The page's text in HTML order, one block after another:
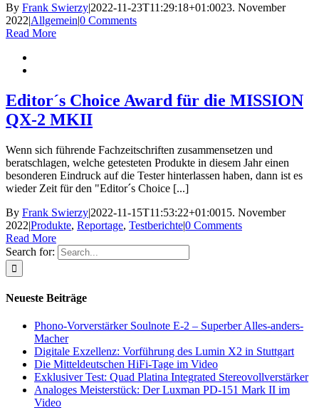
By Frank Swierzy|2022-11-23T11:29:18+01:0023. November
2022|Allgemein|0 Comments
Read More
Editor´s Choice Award für die MISSION
QX-2 MKII
Wenn sich führende Fachzeitschriften zusammensetzen und
beratschlagen, welche getesteten Produkte in diesem Jahr einen
besonderen Eindruck auf die Tester hinterlassen haben, dann ist es
wieder Zeit für den "Editor´s Choice [...]
By Frank Swierzy|2022-11-15T11:53:22+01:0015. November
2022|Produkte, Reportage, Testberichte|0 Comments
Read More
Search for:
Neueste Beiträge
Phono-Vorverstärker Soulnote E-2 – Superber Alles-anders-
Macher
Digitale Exzellenz: Vorführung des Lumin X2 in Stuttgart
Die Mitteldeutschen HiFi-Tage im Video
Exklusiver Test: Quad Platina Integrated Stereovollverstärker
Analoges Meisterstück: Der Luxman PD-151 Mark II im
Video